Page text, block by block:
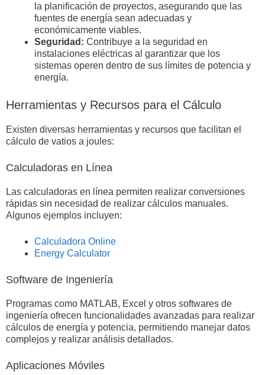
la planificación de proyectos, asegurando que las
fuentes de energía sean adecuadas y
económicamente viables.
Seguridad: Contribuye a la seguridad en
instalaciones eléctricas al garantizar que los
sistemas operen dentro de sus límites de potencia y
energía.
Herramientas y Recursos para el Cálculo
Existen diversas herramientas y recursos que facilitan el
cálculo de vatios a joules:
Calculadoras en Línea
Las calculadoras en línea permiten realizar conversiones
rápidas sin necesidad de realizar cálculos manuales.
Algunos ejemplos incluyen:
Calculadora Online
Energy Calculator
Software de Ingeniería
Programas como MATLAB, Excel y otros softwares de
ingeniería ofrecen funcionalidades avanzadas para realizar
cálculos de energía y potencia, permitiendo manejar datos
complejos y realizar análisis detallados.
Aplicaciones Móviles